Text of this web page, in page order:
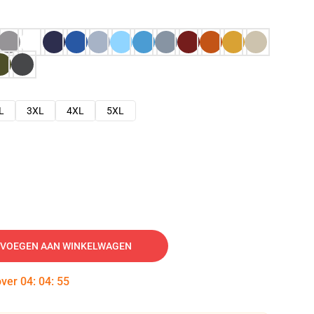
3XL 4XL 5XL
AAN WINKELWAGEN
04: 04: 54